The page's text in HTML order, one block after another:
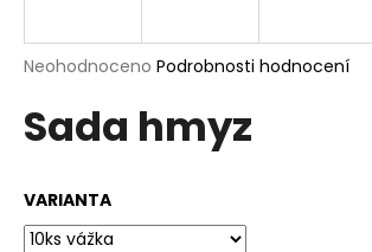
Průměrné
produktu
je
5
hvězdiček.
Neohodnoceno Podrobnosti hodnocení
Sada hmyz
VARIANTA
j
t
?